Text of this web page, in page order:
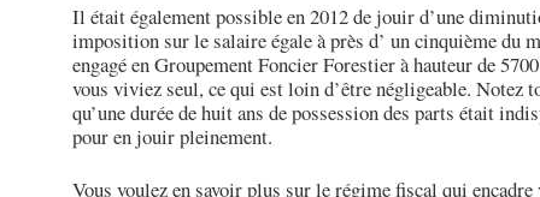
Il était également possible en 2012 de jouir d’une
imposition sur le salaire égale à près d’ un cinquième du
engagé en Groupement Foncier Forestier à hauteur de
vous viviez seul, ce qui est loin d’être négligeable. Notez
qu’une durée de huit ans de possession des parts était
pour en jouir pleinement.
Vous voulez en savoir plus sur le régime fiscal qui encadre